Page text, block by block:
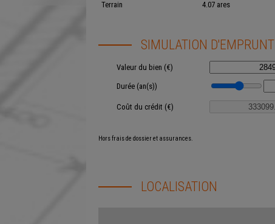
Terrain 4.07 ares
SIMULATION D'EMPRUNT
Valeur du bien (€)
Durée (an(s))
Coût du crédit (€)
Hors frais de dossier et assurances.
LOCALISATION